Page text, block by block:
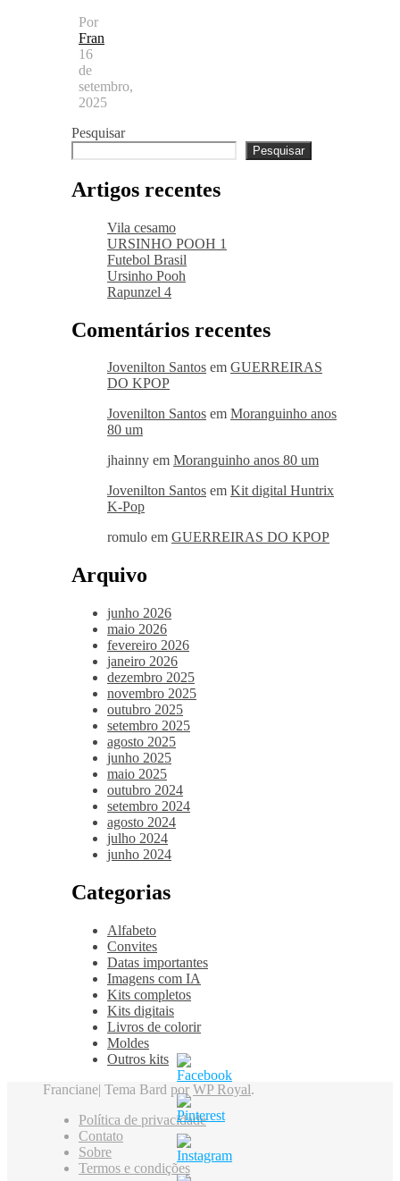
Por
Fran
16
de
setembro,
2025
Pesquisar
Pesquisar
Artigos recentes
Vila cesamo
URSINHO POOH 1
Futebol Brasil
Ursinho Pooh
Rapunzel 4
Comentários recentes
Jovenilton Santos em GUERREIRAS
DO KPOP
Jovenilton Santos em Moranguinho anos
80 um
jhainny em Moranguinho anos 80 um
Jovenilton Santos em Kit digital Huntrix
K-Pop
romulo em GUERREIRAS DO KPOP
Arquivo
junho 2026
maio 2026
fevereiro 2026
janeiro 2026
dezembro 2025
novembro 2025
outubro 2025
setembro 2025
agosto 2025
junho 2025
maio 2025
outubro 2024
setembro 2024
agosto 2024
julho 2024
junho 2024
Categorias
Alfabeto
Convites
Datas importantes
Imagens com IA
Kits completos
Kits digitais
Livros de colorir
Moldes
Outros kits
Franciane| Tema Bard por WP Royal.
Política de privacidade
Contato
Sobre
Termos e condições